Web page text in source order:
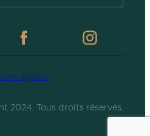
légales
2024. Tous droits réservés.